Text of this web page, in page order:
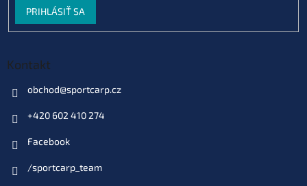
PRIHLÁSIŤ SA
Kontakt
obchod@sportcarp.cz
+420 602 410 274
Facebook
/sportcarp_team